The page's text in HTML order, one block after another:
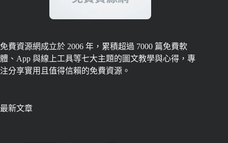
免費資源網成立於 2006 年，累積超過 7000 篇免費軟
體、App 與線上工具等七大主題的圖文教學與心得，專
注分享實用且值得信賴的免費資源。
最新文章